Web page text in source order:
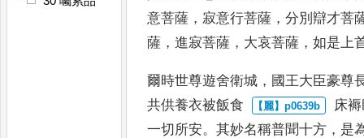
意菩薩 ， 寂意行菩薩 ，分別辯才菩
薩 ，進寂菩薩 ， 大哀菩薩 ，如是上
爾時世尊遊舍衛城 ， 國王大臣豪尊
共供養衣被飯食
床
一切所安。其妙名稱普聞十方 ， 是